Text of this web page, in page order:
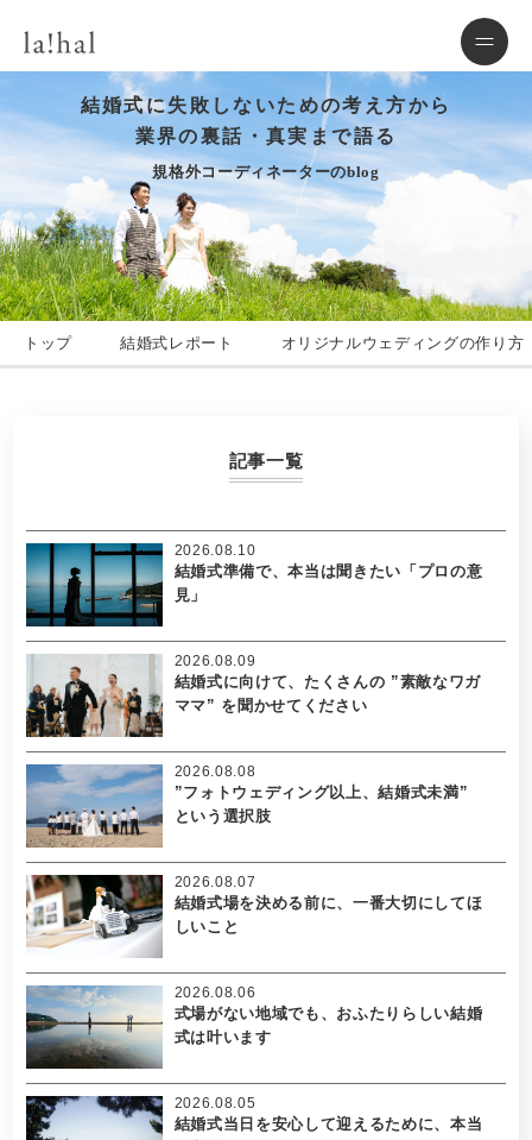
結婚式に失敗しないための考え方から
業界の裏話・真実まで語る
規格外コーディネーターのblog
トップ 結婚式レポート オリジナルウェディングの作り方
記事一覧
結婚式準備で、本当は聞きたい「プロの意
見」
2026.08.10
結婚式に向けて、たくさんの ”素敵なワガ
ママ” を聞かせてください
2026.08.09
”フォトウェディング以上、結婚式未満”
という選択肢
2026.08.08
結婚式場を決める前に、一番大切にしてほ
しいこと
2026.08.07
式場がない地域でも、おふたりらしい結婚
式は叶います
2026.08.06
結婚式当日を安心して迎えるために、本当
2026.08.05